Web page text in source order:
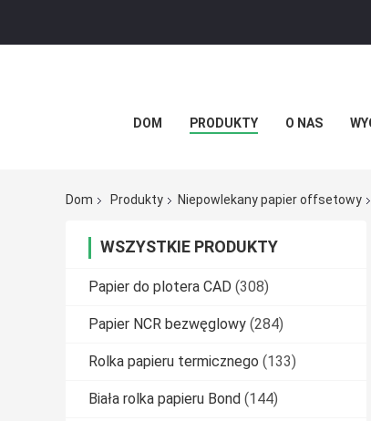
DOM PRODUKTY O NAS
Dom Produkty Niepowlekany papier offsetowy
WSZYSTKIE PRODUKTY
Papier do plotera CAD (308)
Papier NCR bezwęglowy (284)
Rolka papieru termicznego (133)
Biała rolka papieru Bond (144)